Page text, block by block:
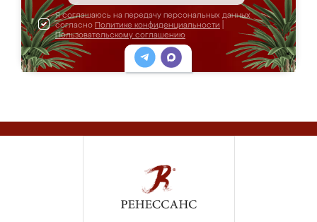
Я соглашаюсь на передачу персональных данных
согласно Политике конфиденциальности
Пользовательскому соглашению